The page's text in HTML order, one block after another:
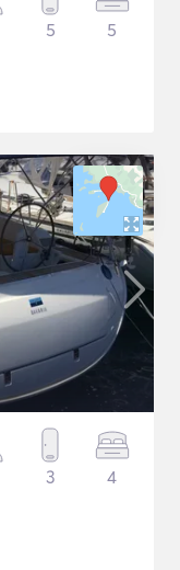
5 5
3 4